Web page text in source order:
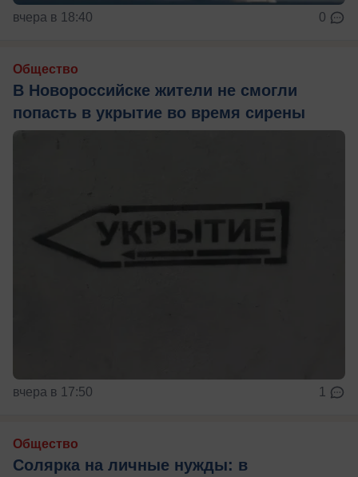
вчера в 18:40 0
Общество
В Новороссийске жители не смогли
попасть в укрытие во время сирены
вчера в 17:50 1
Общество
Солярка на личные нужды: в